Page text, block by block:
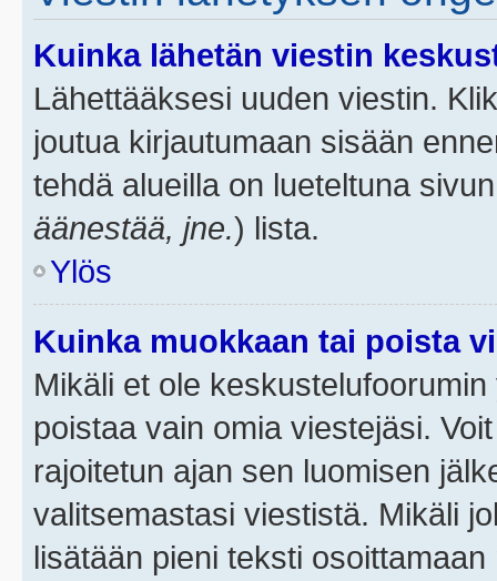
Kuinka lähetän viestin
Lähettääksesi uuden viestin.
joutua kirjautumaan sisään
tehdä alueilla on lueteltuna
äänestää, jne.) lista.
Ylös
Kuinka muokkaan tai poista
Mikäli et ole
poistaa vain omia viestejäsi.
rajoitetun ajan sen luomisen
valitsemastasi viestistä. Mikäli
lisätään pieni teksti